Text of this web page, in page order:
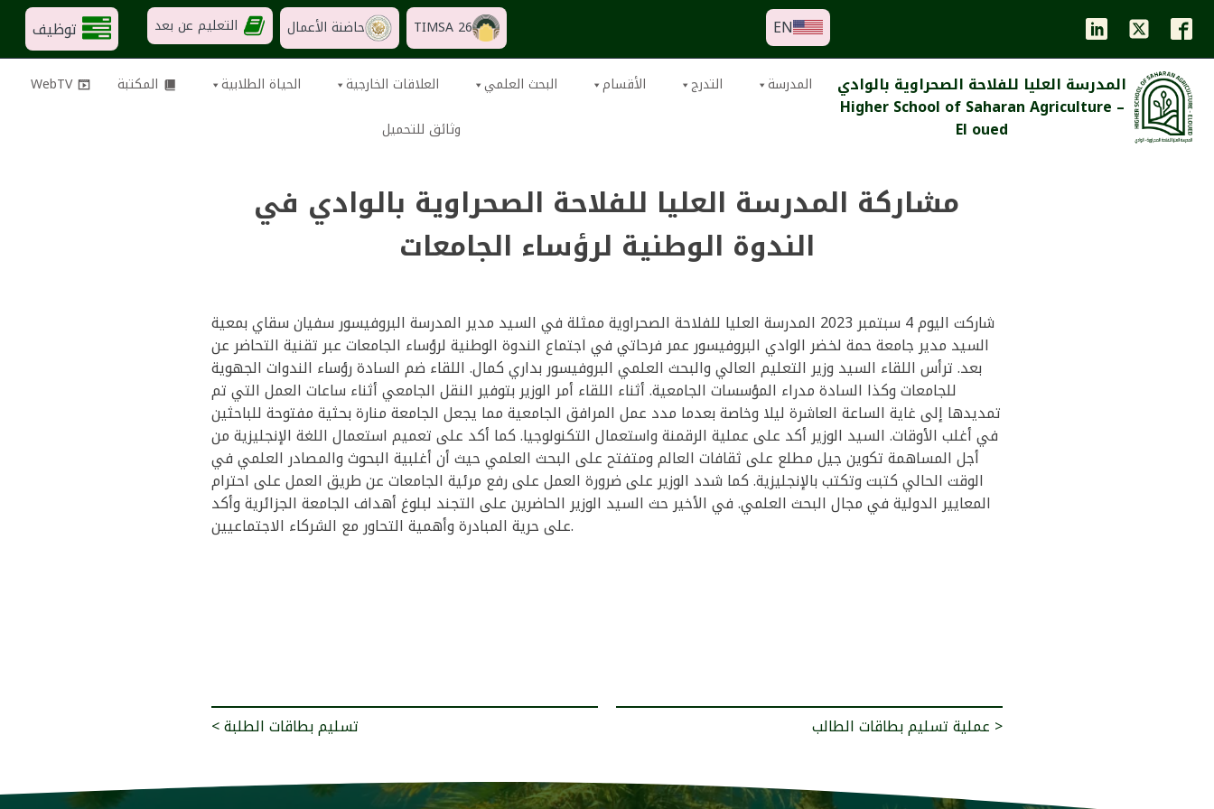
EN
TIMSA 26 حاضنة الأعمال التعليم عن بعد
توظيف
المدرسة العليا للفلاحة الصحراوية بالوادي
Higher School of Saharan Agriculture –
El oued
المدرسة التدرج الأقسام البحث العلمي العلاقات الخارجية الحياة الطلابية المكتبة
WebTV
وثائق للتحميل
مشاركة المدرسة العليا للفلاحة الصحراوية بالوادي في
الندوة الوطنية لرؤساء الجامعات
شاركت اليوم 4 سبتمبر 2023 المدرسة العليا للفلاحة الصحراوية ممثلة في السيد مدير المدرسة البروفيسور سفيان سقاي بمعية
السيد مدير جامعة حمة لخضر الوادي البروفيسور عمر فرحاتي في اجتماع الندوة الوطنية لرؤساء الجامعات عبر تقنية التحاضر عن
بعد. ترأس اللقاء السيد وزير التعليم العالي والبحث العلمي البروفيسور بداري كمال. اللقاء ضم السادة رؤساء الندوات الجهوية
للجامعات وكذا السادة مدراء المؤسسات الجامعية. أثناء اللقاء أمر الوزير بتوفير النقل الجامعي أثناء ساعات العمل التي تم
تمديدها إلى غاية الساعة العاشرة ليلا وخاصة بعدما مدد عمل المرافق الجامعية مما يجعل الجامعة منارة بحثية مفتوحة للباحثين
في أغلب الأوقات. السيد الوزير أكد على عملية الرقمنة واستعمال التكنولوجيا. كما أكد على تعميم استعمال اللغة الإنجليزية من
أجل المساهمة تكوين جيل مطلع على ثقافات العالم ومتفتح على البحث العلمي حيث أن أغلبية البحوث والمصادر العلمي في
الوقت الحالي كتبت وتكتب بالإنجليزية. كما شدد الوزير على ضرورة العمل على رفع مرئية الجامعات عن طريق العمل على احترام
المعايير الدولية في مجال البحث العلمي. في الأخير حث السيد الوزير الحاضرين على التجند لبلوغ أهداف الجامعة الجزائرية وأكد
على حرية المبادرة وأهمية التحاور مع الشركاء الاجتماعيين.
< تسليم بطاقات الطلبة عملية تسليم بطاقات الطالب >